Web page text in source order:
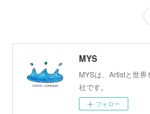
MYS
MYSは、Artistと世
社です。
フォロー